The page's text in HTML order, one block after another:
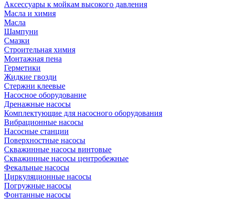
Аксессуары к мойкам высокого давления
Масла и химия
Масла
Шампуни
Смазки
Строительная химия
Монтажная пена
Герметики
Жидкие гвозди
Стержни клеевые
Насосное оборудование
Дренажные насосы
Комплектующие для насосного оборудования
Вибрационные насосы
Насосные станции
Поверхностные насосы
Скважинные насосы винтовые
Скважинные насосы центробежные
Фекальные насосы
Циркуляционные насосы
Погружные насосы
Фонтанные насосы